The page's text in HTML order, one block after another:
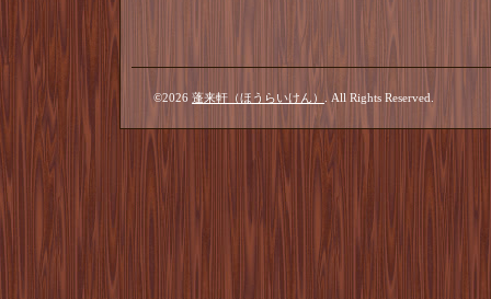
©2026 蓬来軒（ほうらいけん） . All Rights Reserved.